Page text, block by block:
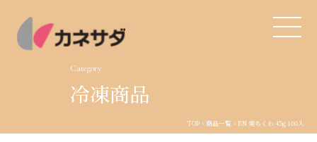
TOP
Category
冷凍商品
TOP<商品一覧 < RN 焼ちくわ 45g 100入